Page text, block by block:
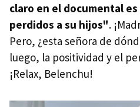
claro en el documental
perdidos a su hijos".
Pero, ¿esta señora de
luego, la positividad y el
¡Relax, Belenchu!